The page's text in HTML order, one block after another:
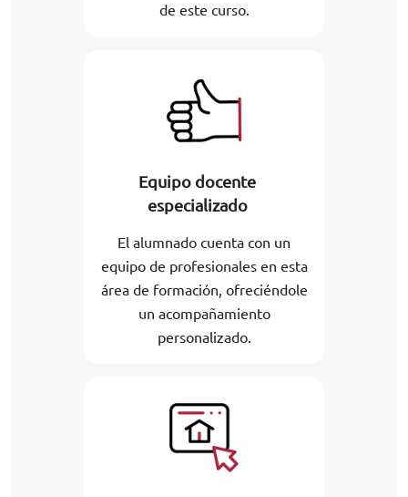
de este curso.
Equipo docente
especializado
El alumnado cuenta con un
equipo de profesionales en esta
área de formación, ofreciéndole
un acompañamiento
personalizado.